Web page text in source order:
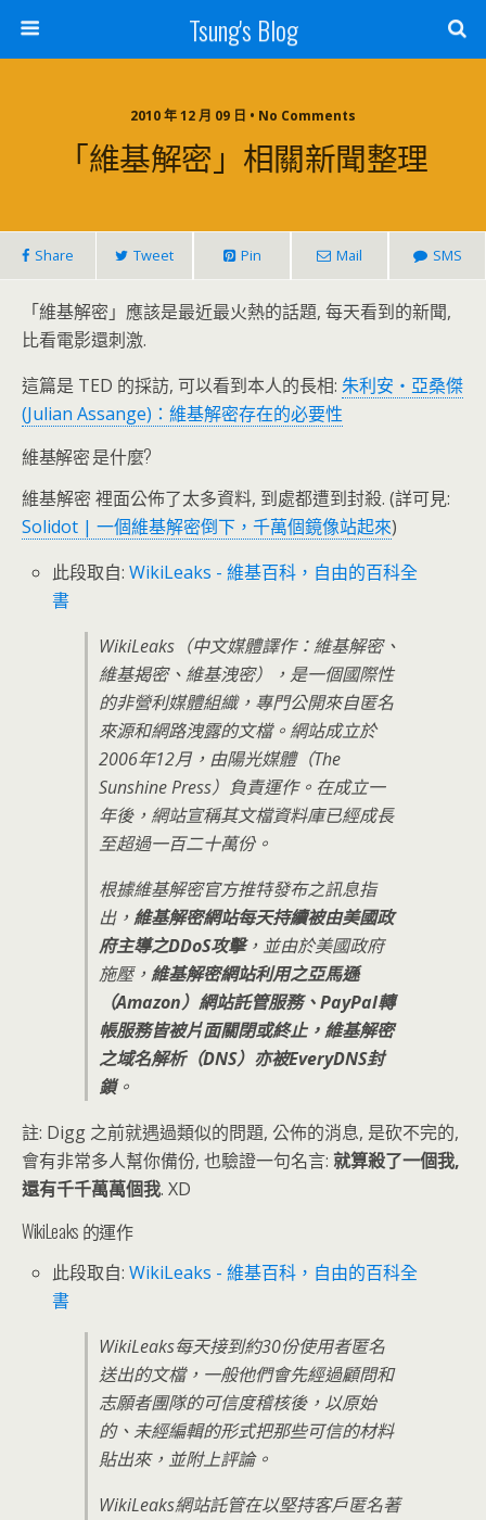
Tsung's Blog
2010 年 12 月 09 日 • No Comments
「維基解密」相關新聞整理
Share Tweet Pin Mail SMS
「維基解密」應該是最近最火熱的話題, 每天看到的新聞,
比看電影還刺激.
這篇是 TED 的採訪, 可以看到本人的長相: 朱利安‧亞桑傑
(Julian Assange)：維基解密存在的必要性
維基解密 是什麼?
維基解密 裡面公佈了太多資料, 到處都遭到封殺. (詳可見:
Solidot | 一個維基解密倒下，千萬個鏡像站起來)
此段取自:WikiLeaks - 維基百科，自由的百科全
書
WikiLeaks（中文媒體譯作：維基解密、
維基揭密、維基洩密），是一個國際性
的非營利媒體組織，專門公開來自匿名
來源和網路洩露的文檔。網站成立於
2006年12月，由陽光媒體（The
Sunshine Press）負責運作。在成立一
年後，網站宣稱其文檔資料庫已經成長
至超過一百二十萬份。
根據維基解密官方推特發布之訊息指
出，維基解密網站每天持續被由美國政
府主導之DDoS攻擊，並由於美國政府
施壓，維基解密網站利用之亞馬遜
（Amazon）網站託管服務、PayPal轉
帳服務皆被片面關閉或終止，維基解密
之域名解析（DNS）亦被EveryDNS封
鎖。
註: Digg 之前就遇過類似的問題, 公佈的消息, 是砍不完的,
會有非常多人幫你備份, 也驗證一句名言: 就算殺了一個我,
還有千千萬萬個我. XD
WikiLeaks 的運作
此段取自:WikiLeaks - 維基百科，自由的百科全
書
WikiLeaks每天接到約30份使用者匿名
送出的文檔，一般他們會先經過顧問和
志願者團隊的可信度稽核後，以原始
的、未經編輯的形式把那些可信的材料
貼出來，並附上評論。
WikiLeaks網站託管在以堅持客戶匿名著